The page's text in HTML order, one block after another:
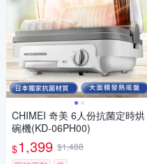
CHIMEI 奇美 6人份抗菌定時烘
碗機(KD-06PH00)
$1,399 $1,488